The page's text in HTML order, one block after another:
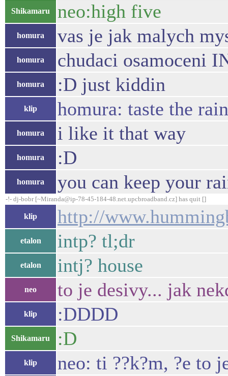
Shikamaru neo:high five
homura vas je jak malych
homura chudaci osamoceni
homura :D just kiddin
klip homura: taste the
homura i like it that way
homura :D
homura you can keep your
-!- dj-bobr [~Miranda@ip-78-45-184-48.net.upcbroadband.cz] has quit []
klip http://
etalon intp? tl;dr
etalon intj? house
neo to je desivy... jak
klip :DDDD
Shikamaru :D
klip neo: ti ??k?m, ?e to